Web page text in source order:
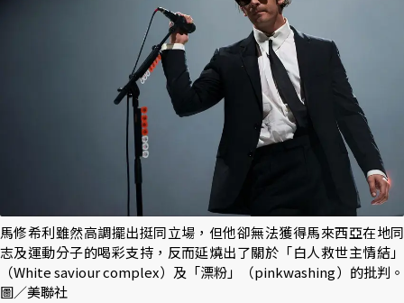
馬修希利雖然高調擺出挺同立場，但他卻無法獲得馬來西亞在地同
志及運動分子的喝彩支持，反而延燒出了關於「白人救世主情結」
（White saviour complex）及「漂粉」（pinkwashing）的批判。
圖／美聯社